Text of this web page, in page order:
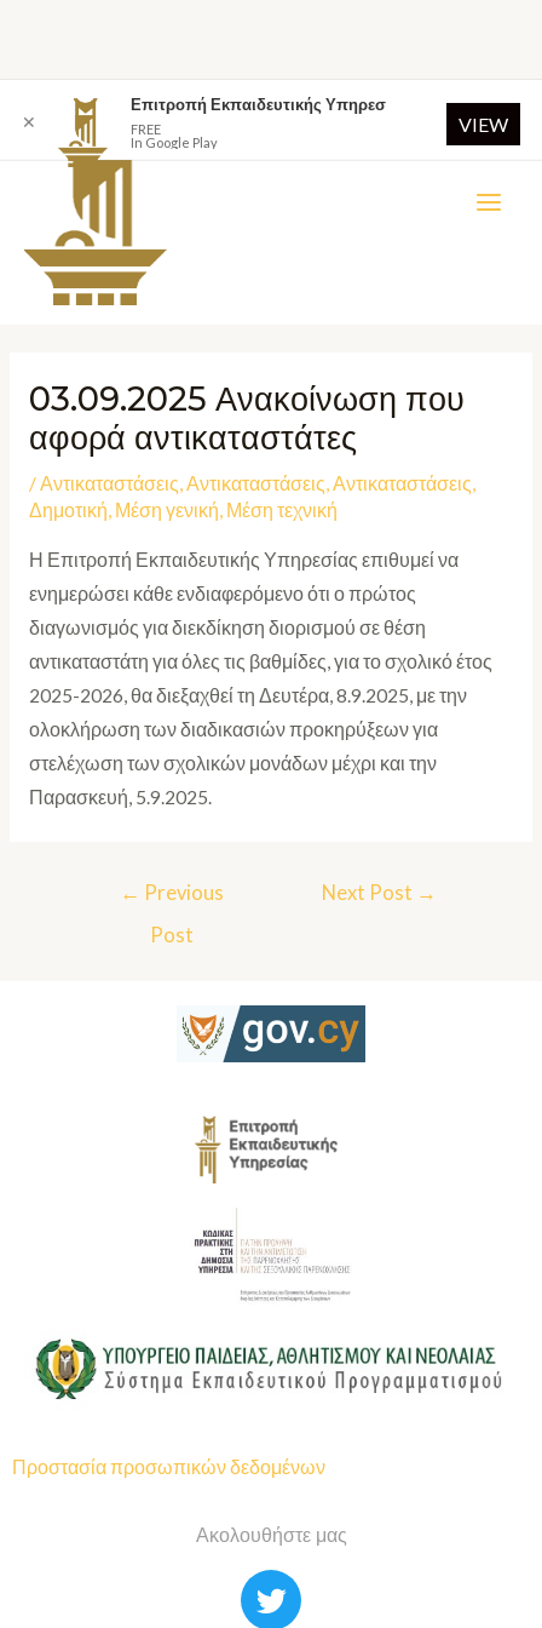
03.09.2025 Ανακοίνωση που
αφορά αντικαταστάτες
/Αντικαταστάσεις,Αντικαταστάσεις,Αντικαταστάσεις,
Δημοτική, Μέση γενική, Μέση τεχνική
Η Επιτροπή Εκπαιδευτικής Υπηρεσίας επιθυμεί να
ενημερώσει κάθε ενδιαφερόμενο ότι ο πρώτος
διαγωνισμός για διεκδίκηση διορισμού σε θέση
αντικαταστάτη για όλες τις βαθμίδες, για το σχολικό έτος
2025-2026, θα διεξαχθεί τη Δευτέρα, 8.9.2025, με την
ολοκλήρωση των διαδικασιών προκηρύξεων για
στελέχωση των σχολικών μονάδων μέχρι και την
Παρασκευή, 5.9.2025.
← Previous
Post
Next Post →
Προστασία προσωπικών δεδομένων
Ακολουθήστε μας
✕
Επιτροπή Εκπαιδευτικής Υπηρεσ
FREE
In Google Play
VIEW